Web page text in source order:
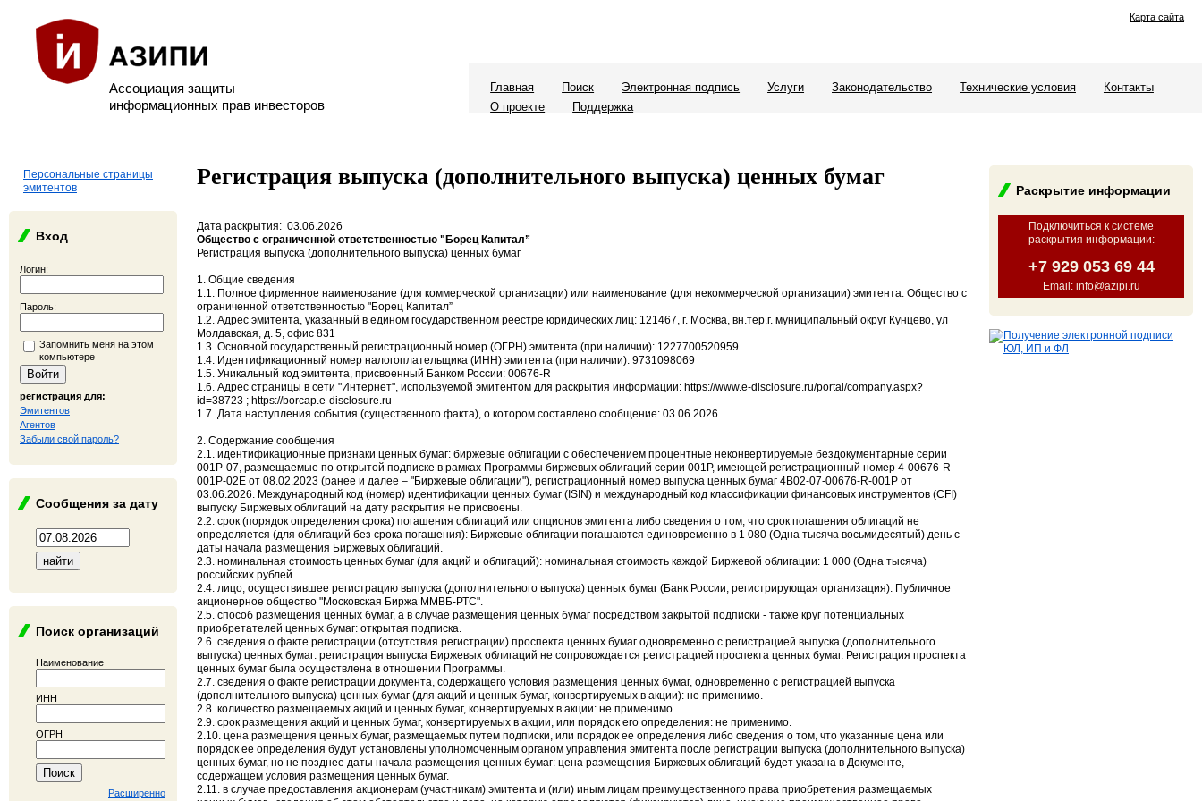
Ассоциация защиты
информационных прав инвесторов
Карта сайта
Главная Поиск Электронная подпись Услуги Законодательство Технические условия
Контакты
О проекте
Поддержка
Персональные страницы
эмитентов
Вход
Логин:
Пароль:
Запомнить меня на этом
компьютере
регистрация для:
Эмитентов
Агентов
Забыли свой пароль?
Сообщения за дату
Поиск организаций
Наименование
ИНН
ОГРН
Расширенно
Раскрытие информации
Подключиться к системе
раскрытия информации:
+7 929 053 69 44
Email: info@azipi.ru
Регистрация выпуска (дополнительного выпуска) ценных бумаг
Дата раскрытия: 03.06.2026
Общество с ограниченной ответственностью "Борец Капитал”
Регистрация выпуска (дополнительного выпуска) ценных бумаг
1. Общие сведения
1.1. Полное фирменное наименование (для коммерческой организации) или наименование (для некоммерческой организации) эмитента: Общество с
ограниченной ответственностью "Борец Капитал”
1.2. Адрес эмитента, указанный в едином государственном реестре юридических лиц: 121467, г. Москва, вн.тер.г. муниципальный округ Кунцево, ул
Молдавская, д. 5, офис 831
1.3. Основной государственный регистрационный номер (ОГРН) эмитента (при наличии): 1227700520959
1.4. Идентификационный номер налогоплательщика (ИНН) эмитента (при наличии): 9731098069
1.5. Уникальный код эмитента, присвоенный Банком России: 00676-R
1.6. Адрес страницы в сети "Интернет", используемой эмитентом для раскрытия информации: https://www.e-disclosure.ru/portal/company.aspx?
id=38723 ; https://borcap.e-disclosure.ru
1.7. Дата наступления события (существенного факта), о котором составлено сообщение: 03.06.2026
2. Содержание сообщения
2.1. идентификационные признаки ценных бумаг: биржевые облигации с обеспечением процентные неконвертируемые бездокументарные серии
001P-07, размещаемые по открытой подписке в рамках Программы биржевых облигаций серии 001P, имеющей регистрационный номер 4-00676-R-
001P-02E от 08.02.2023 (ранее и далее – "Биржевые облигации"), регистрационный номер выпуска ценных бумаг 4B02-07-00676-R-001P от
03.06.2026. Международный код (номер) идентификации ценных бумаг (ISIN) и международный код классификации финансовых инструментов (CFI)
выпуску Биржевых облигаций на дату раскрытия не присвоены.
2.2. срок (порядок определения срока) погашения облигаций или опционов эмитента либо сведения о том, что срок погашения облигаций не
определяется (для облигаций без срока погашения): Биржевые облигации погашаются единовременно в 1 080 (Одна тысяча восьмидесятый) день с
даты начала размещения Биржевых облигаций.
2.3. номинальная стоимость ценных бумаг (для акций и облигаций): номинальная стоимость каждой Биржевой облигации: 1 000 (Одна тысяча)
российских рублей.
2.4. лицо, осуществившее регистрацию выпуска (дополнительного выпуска) ценных бумаг (Банк России, регистрирующая организация): Публичное
акционерное общество "Московская Биржа ММВБ-РТС".
2.5. способ размещения ценных бумаг, а в случае размещения ценных бумаг посредством закрытой подписки - также круг потенциальных
приобретателей ценных бумаг: открытая подписка.
2.6. сведения о факте регистрации (отсутствия регистрации) проспекта ценных бумаг одновременно с регистрацией выпуска (дополнительного
выпуска) ценных бумаг: регистрация выпуска Биржевых облигаций не сопровождается регистрацией проспекта ценных бумаг. Регистрация проспекта
ценных бумаг была осуществлена в отношении Программы.
2.7. сведения о факте регистрации документа, содержащего условия размещения ценных бумаг, одновременно с регистрацией выпуска
(дополнительного выпуска) ценных бумаг (для акций и ценных бумаг, конвертируемых в акции): не применимо.
2.8. количество размещаемых акций и ценных бумаг, конвертируемых в акции: не применимо.
2.9. срок размещения акций и ценных бумаг, конвертируемых в акции, или порядок его определения: не применимо.
2.10. цена размещения ценных бумаг, размещаемых путем подписки, или порядок ее определения либо сведения о том, что указанные цена или
порядок ее определения будут установлены уполномоченным органом управления эмитента после регистрации выпуска (дополнительного выпуска)
ценных бумаг, но не позднее даты начала размещения ценных бумаг: цена размещения Биржевых облигаций будет указана в Документе,
содержащем условия размещения ценных бумаг.
2.11. в случае предоставления акционерам (участникам) эмитента и (или) иным лицам преимущественного права приобретения размещаемых